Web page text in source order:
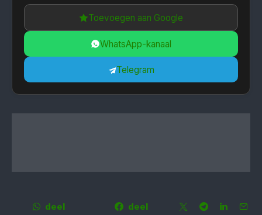
Toevoegen aan Google
WhatsApp-kanaal
Telegram
deel deel